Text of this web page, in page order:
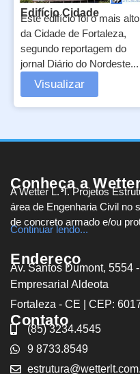
Edifício Cidade
Este edifício foi o mais alto
da Cidade de Fortaleza,
segundo reportagem do
jornal Diário do Nordeste...
Visualizar
Conheça a
A Wetter L. T. Projetos
área de Engenharia Civil no
de concreto armado e/ou
Continuar lendo...
Endereço
Av. Santos Dumont, 5554
Empresarial Aldeota
Fortaleza - CE | CEP:
Contato
(85) 3234.4545
9 8733.8549